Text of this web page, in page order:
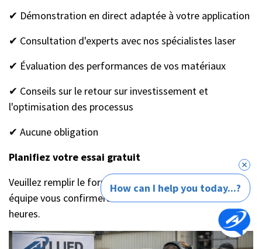
✔ Démonstration en direct adaptée à votre application
✔ Consultation d'experts avec nos spécialistes laser
✔ Évaluation des performances de vos matériaux
✔ Conseils sur le retour sur investissement et
l'optimisation des processus
✔ Aucune obligation
Planifiez votre essai gratuit
Veuillez remplir le formulaire ci-dessous, et notre
équipe vous confirmera votre séance dans les 24
heures.
How can I help you today...?